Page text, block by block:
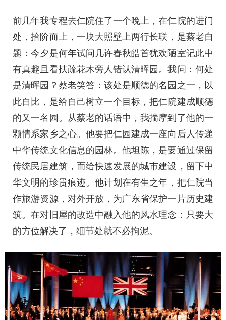
前几年我专程去仁院住了一个晚上，在仁院的进门
处，拾阶而上，一块大照壁上两行长联，是蔡老自
题：今夕是何年试问几许春秋皓首犹欢陋室记此中
有真趣且看扶疏花木旁人错认清晖园。我问：何处
是清晖园？蔡老笑答：该处是顺德的名园之一，以
此自比，是给自己树立一个目标，把仁院建成顺德
的又一名园。从蔡老的话语中，我揣摩到了他的一
颗情系家乡之心。他要把仁园建成一座向后人传递
中华传统文化信息的园林。他坦陈，是要通过保留
传统民居建筑，而给快速发展的城市建设，留下中
华文明的珍贵痕迹。他计划在有生之年，把仁院当
作旅游资源，对外开放，为广东省保护一片历史建
筑。在对旧屋的改造中融入他的风水理念：只要大
的方位解决了，细节处就不必拘泥。